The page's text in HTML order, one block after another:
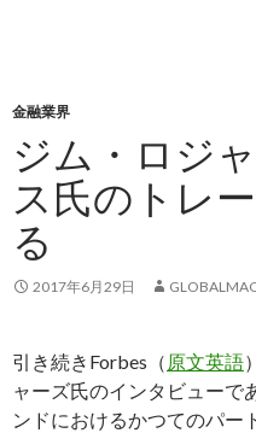
金融業界
ジム・ロジ
ス氏のトレ
る
2017年6月29日
引き続きForbes（ 原文英語
ャーズ氏のインタビューで
ンドにおけるかつてのパー